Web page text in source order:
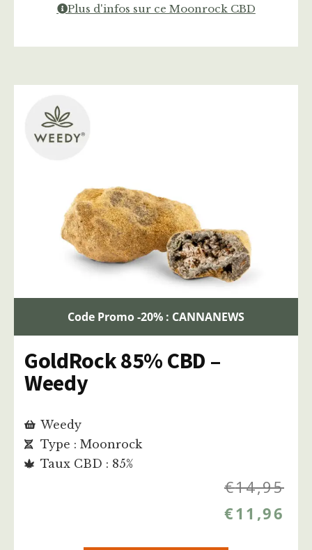
Plus d'infos sur ce Moonrock CBD
Code Promo -20% : CANNANEWS
GoldRock 85% CBD –
Weedy
Weedy
Type : Moonrock
Taux CBD : 85%
€14,95
€11,96